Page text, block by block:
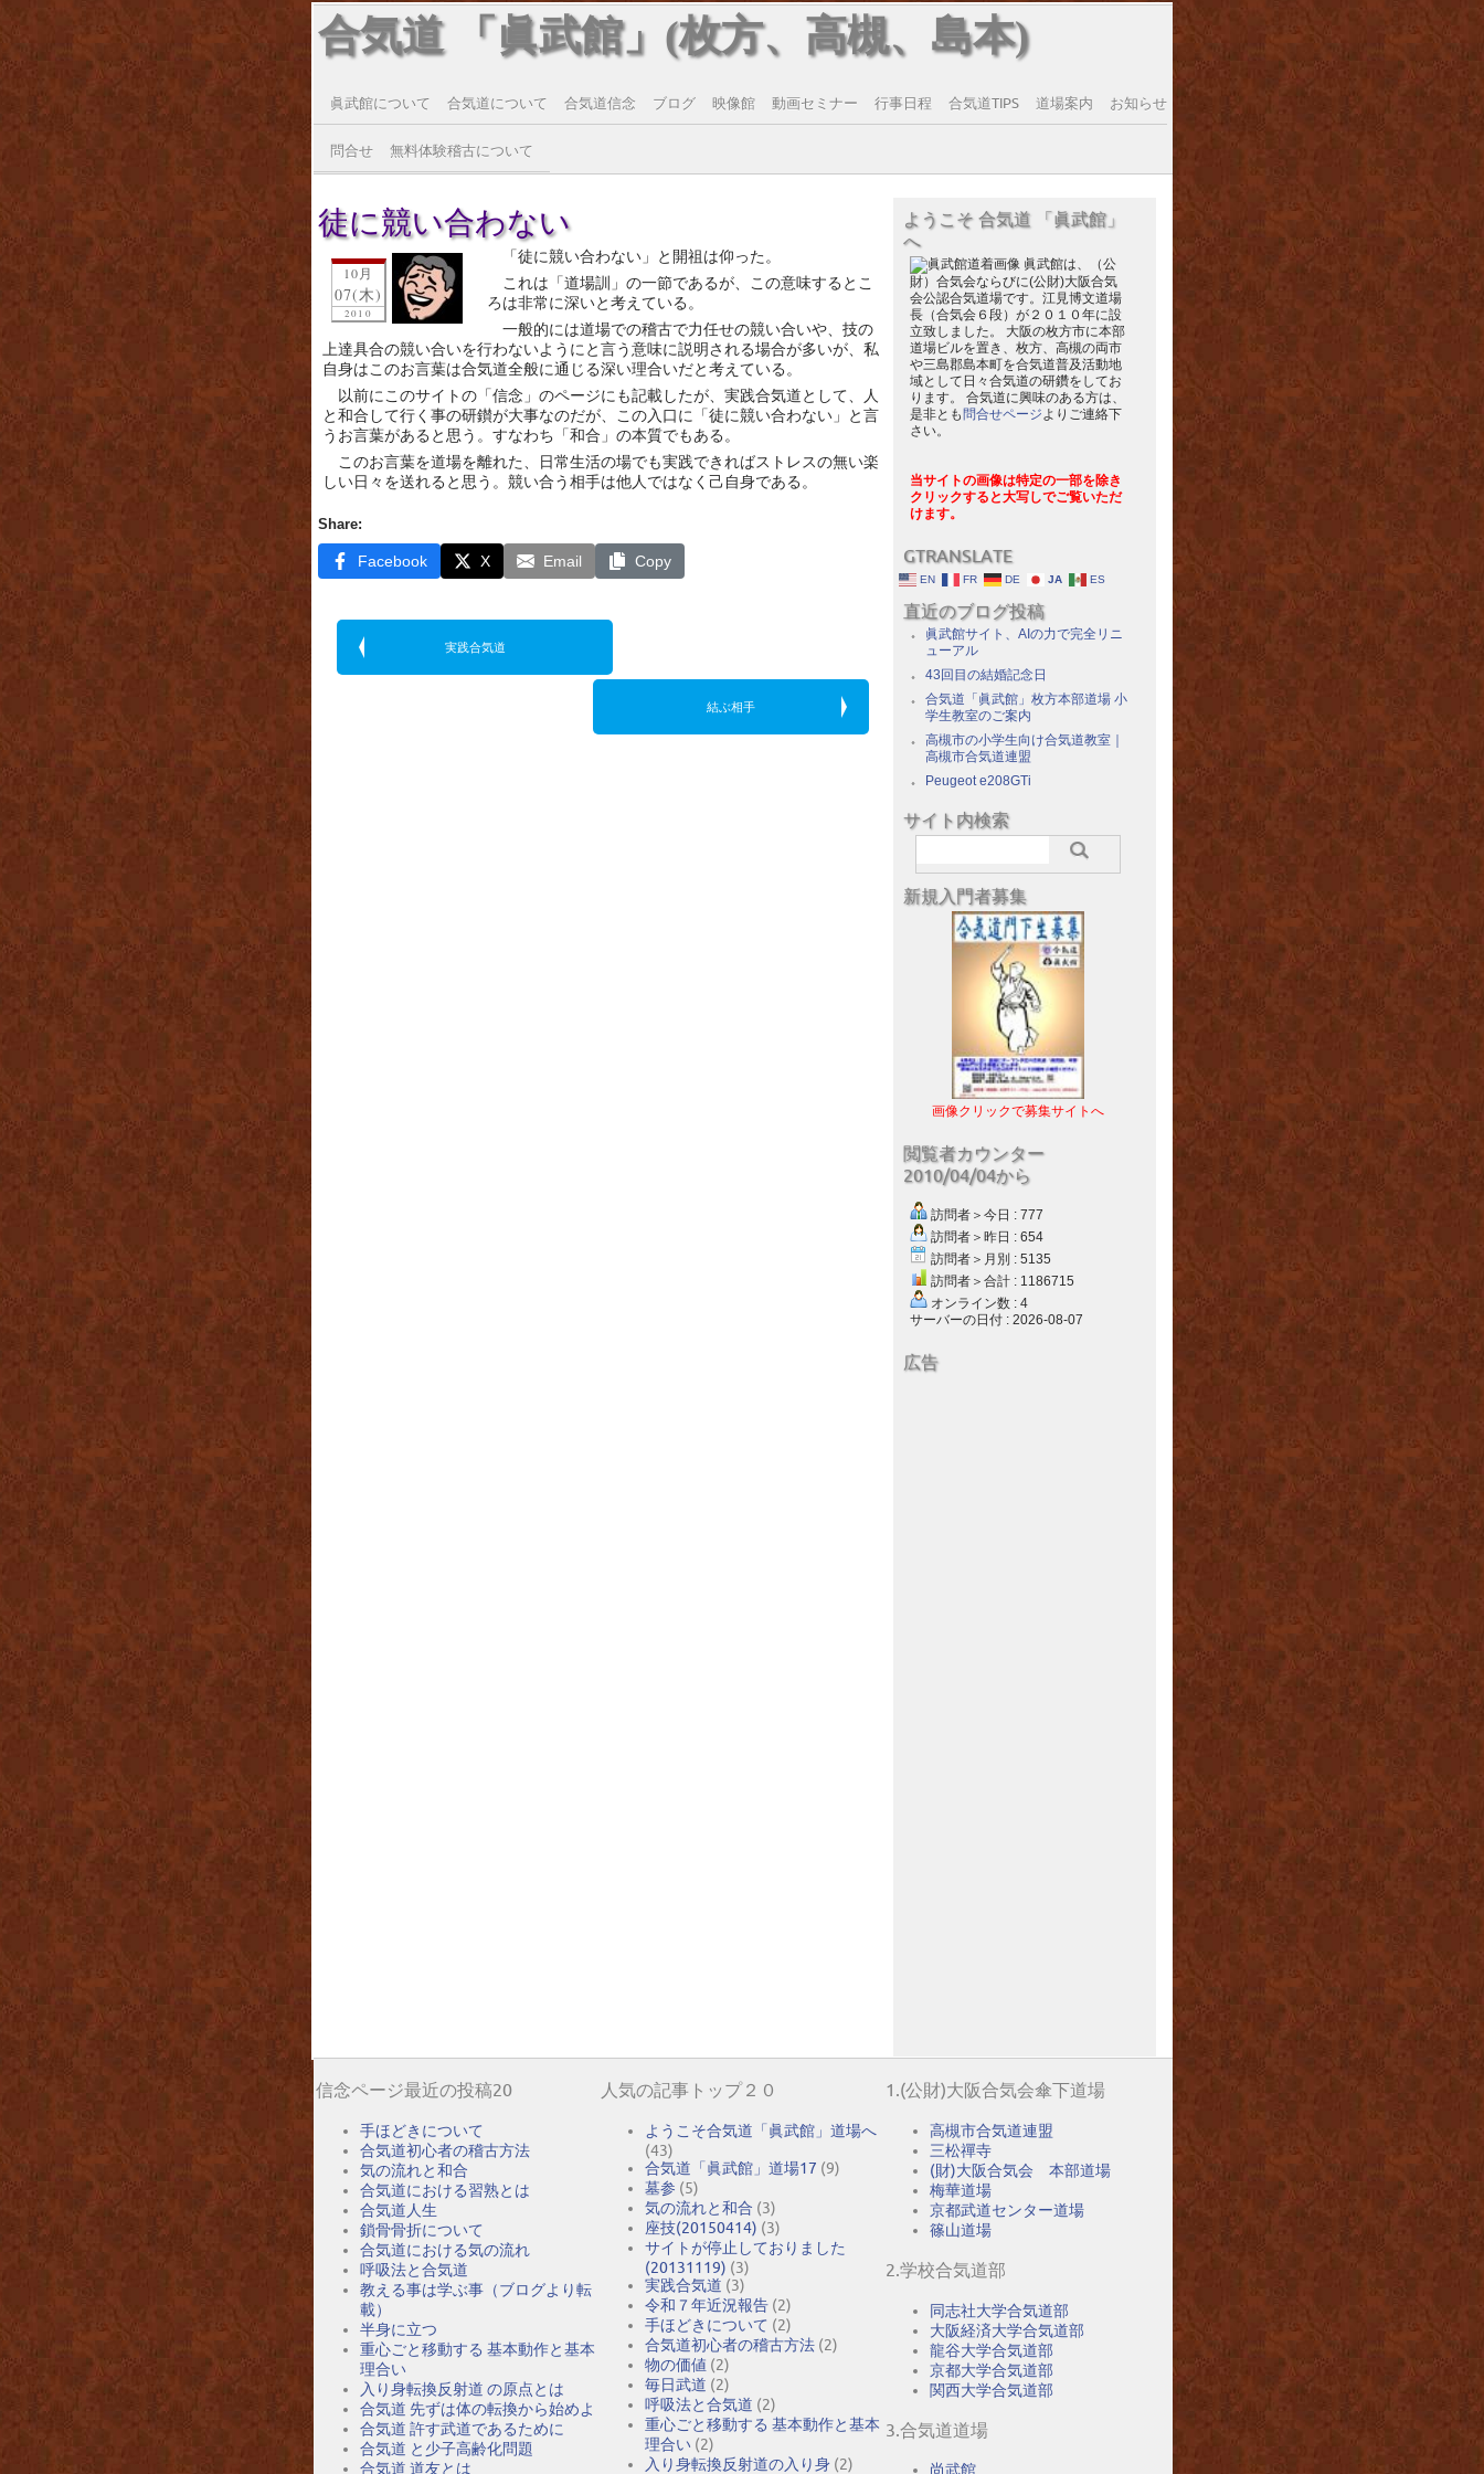
合気道 「眞武館」(枚方、高槻、島本)
眞武館について 合気道について 合気道信念 ブログ 映像館 動画セミナー 行事日程 合気道TIPS 道場案内 お知らせ
問合せ 無料体験稽古について
徒に競い合わない
10月
07(木)
2010
「徒に競い合わない」と開祖は仰った。
これは「道場訓」の一節であるが、この意味するとこ
ろは非常に深いと考えている。
一般的には道場での稽古で力任せの競い合いや、技の
上達具合の競い合いを行わないようにと言う意味に説明される場合が多いが、私
自身はこのお言葉は合気道全般に通じる深い理合いだと考えている。
以前にこのサイトの「信念」のページにも記載したが、実践合気道として、人
と和合して行く事の研鑚が大事なのだが、この入口に「徒に競い合わない」と言
うお言葉があると思う。すなわち「和合」の本質でもある。
このお言葉を道場を離れた、日常生活の場でも実践できればストレスの無い楽
しい日々を送れると思う。競い合う相手は他人ではなく己自身である。
Share:
Facebook X Email Copy
実践合気道
結ぶ相手
ようこそ 合気道 「眞武館」
へ
眞武館は、（公
財）合気会ならびに(公財)大阪合気
会公認合気道場です。江見博文道場
長（合気会６段）が２０１０年に設
立致しました。 大阪の枚方市に本部
道場ビルを置き、枚方、高槻の両市
や三島郡島本町を合気道普及活動地
域として日々合気道の研鑽をしてお
ります。 合気道に興味のある方は、
是非とも 問合せページよりご連絡下
さい。
当サイトの画像は特定の一部を除き
クリックすると大写しでご覧いただ
けます。
GTRANSLATE
EN FR DE JA ES
直近のブログ投稿
眞武館サイト、AIの力で完全リニ
ューアル
43回目の結婚記念日
合気道「眞武館」枚方本部道場 小
学生教室のご案内
高槻市の小学生向け合気道教室｜
高槻市合気道連盟
Peugeot e208GTi
サイト内検索
新規入門者募集
画像クリックで募集サイトへ
閲覧者カウンター
2010/04/04から
訪問者＞今日 : 777
訪問者＞昨日 : 654
訪問者＞月別 : 5135
訪問者＞合計 : 1186715
オンライン数 : 4
サーバーの日付 : 2026-08-07
広告
信念ページ最近の投稿20
手ほどきについて
合気道初心者の稽古方法
気の流れと和合
合気道における習熟とは
合気道人生
鎖骨骨折について
合気道における気の流れ
呼吸法と合気道
教える事は学ぶ事（ブログより転
載）
半身に立つ
重心ごと移動する 基本動作と基本
理合い
入り身転換反射道 の原点とは
合気道 先ずは体の転換から始めよ
合気道 許す武道であるために
合気道 と少子高齢化問題
合気道 道友とは
人気の記事トップ２０
ようこそ合気道「眞武館」道場へ
(43)
合気道「眞武館」道場17 (9)
墓参 (5)
気の流れと和合 (3)
座技(20150414) (3)
サイトが停止しておりました
(20131119) (3)
実践合気道 (3)
令和７年近況報告 (2)
手ほどきについて (2)
合気道初心者の稽古方法 (2)
物の価値 (2)
毎日武道 (2)
呼吸法と合気道 (2)
重心ごと移動する 基本動作と基本
理合い (2)
入り身転換反射道の入り身 (2)
1.(公財)大阪合気会傘下道場
高槻市合気道連盟
三松禪寺
(財)大阪合気会 本部道場
梅華道場
京都武道センター道場
篠山道場
2.学校合気道部
同志社大学合気道部
大阪経済大学合気道部
龍谷大学合気道部
京都大学合気道部
関西大学合気道部
3.合気道道場
尚武館